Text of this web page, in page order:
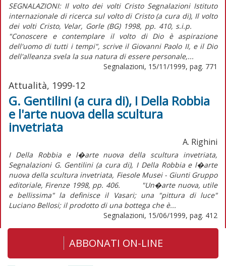
SEGNALAZIONI: Il volto dei volti Cristo Segnalazioni Istituto
internazionale di ricerca sul volto di Cristo (a cura di), Il volto
dei volti Cristo, Velar, Gorle (BG) 1998, pp. 410, s.i.p.
"Conoscere e contemplare il volto di Dio è aspirazione
dell'uomo di tutti i tempi", scrive il Giovanni Paolo II, e il Dio
dell'alleanza svela la sua natura di essere personale,...
Segnalazioni, 15/11/1999, pag. 771
Attualità, 1999-12
G. Gentilini (a cura di), I Della Robbia
e l'arte nuova della scultura
invetriata
A. Righini
I Della Robbia e l�arte nuova della scultura invetriata,
Segnalazioni G. Gentilini (a cura di), I Della Robbia e l�arte
nuova della scultura invetriata, Fiesole Musei - Giunti Gruppo
editoriale, Firenze 1998, pp. 406. "Un�arte nuova, utile
e bellissima" la definisce il Vasari; una "pittura di luce"
Luciano Bellosi; il prodotto di una bottega che è...
Segnalazioni, 15/06/1999, pag. 412
ABBONATI ON-LINE